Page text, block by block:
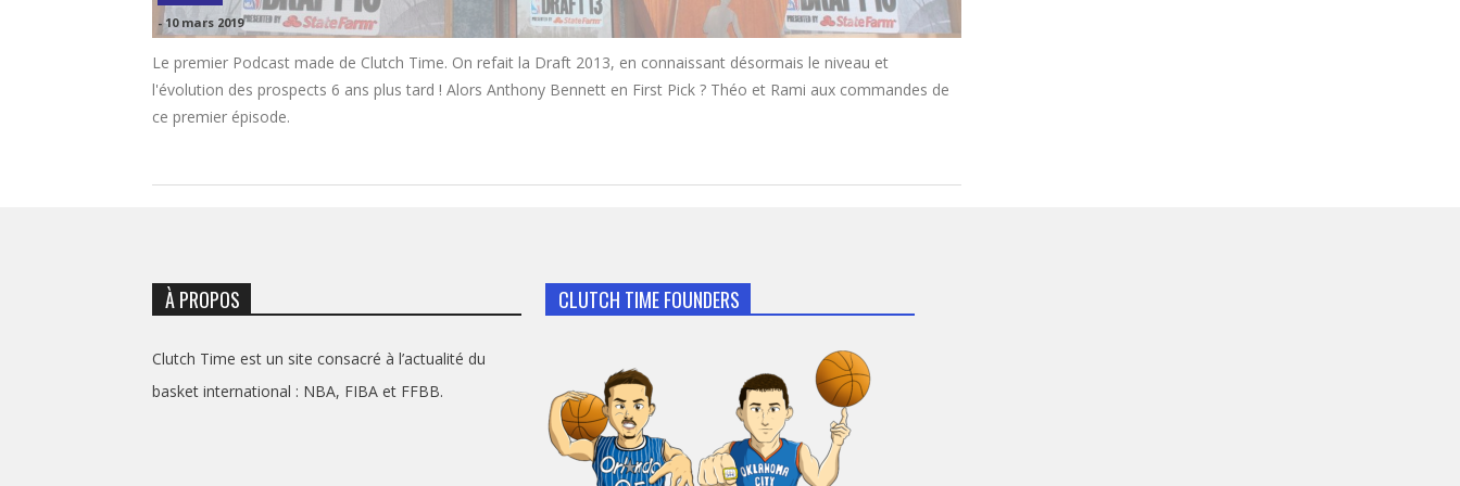
-10 mars 2019
Le premier Podcast made de Clutch Time. On refait la Draft 2013, en connaissant désormais le niveau et
l'évolution des prospects 6 ans plus tard ! Alors Anthony Bennett en First Pick ? Théo et Rami aux commandes de
ce premier épisode.
À PROPOS
Clutch Time est un site consacré à l’actualité du
basket international : NBA, FIBA et FFBB.
CLUTCH TIME FOUNDERS